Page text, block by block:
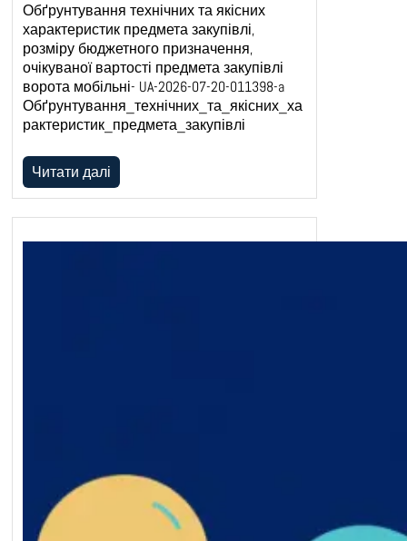
Обґрунтування технічних та якісних
характеристик предмета закупівлі,
розміру бюджетного призначення,
очікуваної вартості предмета закупівлі
ворота мобільні- UA-2026-07-20-011398-a
Обґрунтування_технічних_та_якісних_ха
рактеристик_предмета_закупівлі
Читати далі